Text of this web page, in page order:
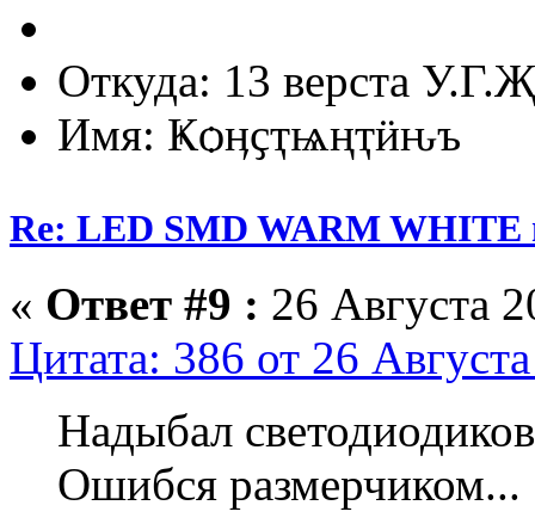
Откуда: 13 верста
Имя: Ҝѻӊҫҭѩңҭӥԋъ
Re: LED SMD WARM
« Ответ #9 : 26 Августа
Цитата: 386 от 26
Надыбал
Ошибся размерчиком...